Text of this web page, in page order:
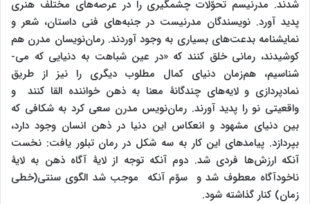
شدند. مدرنیسم تحوّلات چشمگیری را در عرصه‌های مختلف هنری
پدید آورد. نویسندگان مدرنیست در جنبه‌های فنی داستان، شعر و
نمایشنامه بدعت‌های بسیاری به وجود آوردند. رمان‌نویسان مدرن هم
کوشیدند، رمانی خلق کنند که «در عین شباهت به دنیایی که می-
شناسیم، هم‌زمان دنیای کمال مطلوب دیگری را نیز از طریق
نمادپردازی و لایه‌های چندگانۀ معنا به ذهن خواننده القا کنند و
واقعیتی نو را پدید آورند. رمان‌نویس مدرن سعی کرد به شکافی که
بین دنیای مشهود و انعکاس این دنیا در ذهن انسان وجود دارد،
بپردازد. پیامدهای این کار به سه شکل در رمان تبلور یافت: نخست
آنکه ارزش‌ها فردی شد. دوم آنکه توجه از لایۀ آگاه ذهن به لایۀ
ناخودآگاه معطوف شد و سوّم آنکه موجب شد الگوی سنتی(خطی
زمان) کنار گذاشته شود.